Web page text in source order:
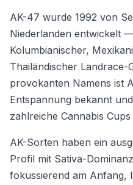
AK-47 wurde 1992 von
Niederlanden entwickelt
Kolumbianischer,
Thailändischer Landrace-
provokanten Namens ist
Entspannung bekannt
zahlreiche Cannabis
AK-Sorten haben ein
Profil mit Sativa-
fokussierend am Anfang,